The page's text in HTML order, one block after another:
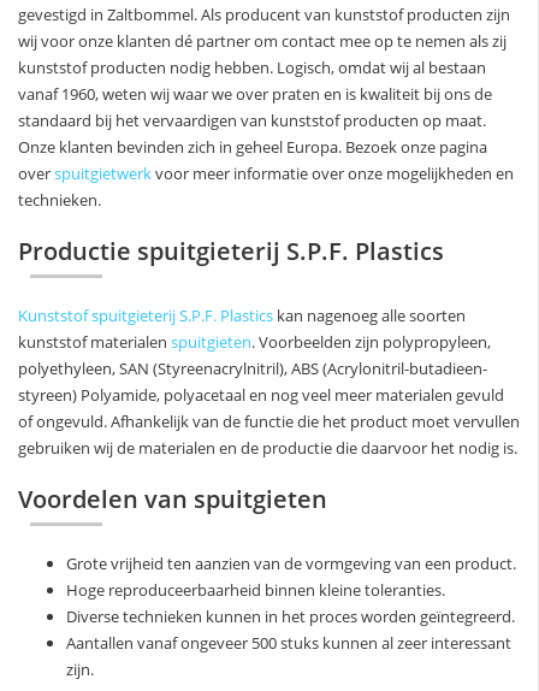
gevestigd in Zaltbommel. Als producent van kunststof producten zijn
wij voor onze klanten dé partner om contact mee op te nemen als zij
kunststof producten nodig hebben. Logisch, omdat wij al bestaan
vanaf 1960, weten wij waar we over praten en is kwaliteit bij ons de
standaard bij het vervaardigen van kunststof producten op maat.
Onze klanten bevinden zich in geheel Europa. Bezoek onze pagina
overspuitgietwerkvoor meer informatie over onze mogelijkheden en
technieken.
Productie spuitgieterij S.P.F. Plastics
Kunststof spuitgieterij S.P.F. Plastics kan nagenoeg alle soorten
kunststof materialen spuitgieten. Voorbeelden zijn polypropyleen,
polyethyleen, SAN (Styreenacrylnitril), ABS (Acrylonitril-butadieen-
styreen) Polyamide, polyacetaal en nog veel meer materialen gevuld
of ongevuld. Afhankelijk van de functie die het product moet vervullen
gebruiken wij de materialen en de productie die daarvoor het nodig is.
Voordelen van spuitgieten
Grote vrijheid ten aanzien van de vormgeving van een product.
Hoge reproduceerbaarheid binnen kleine toleranties.
Diverse technieken kunnen in het proces worden geïntegreerd.
Aantallen vanaf ongeveer 500 stuks kunnen al zeer interessant
zijn.